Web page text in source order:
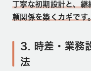
丁寧な初期設計と、継
頼関係を築くカギです。
3. 時差・業務
法